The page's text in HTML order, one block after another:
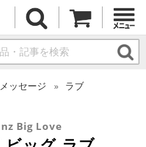
メッセージ
ラブ
グ(空気自立型) バルーン
Big Love